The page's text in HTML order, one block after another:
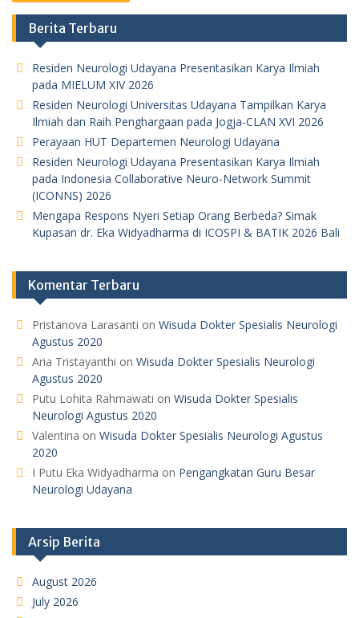
Berita Terbaru
Residen Neurologi Udayana Presentasikan Karya Ilmiah
pada MIELUM XIV 2026
Residen Neurologi Universitas Udayana Tampilkan Karya
Ilmiah dan Raih Penghargaan pada Jogja-CLAN XVI 2026
Perayaan HUT Departemen Neurologi Udayana
Residen Neurologi Udayana Presentasikan Karya Ilmiah
pada Indonesia Collaborative Neuro-Network Summit
(ICONNS) 2026
Mengapa Respons Nyeri Setiap Orang Berbeda? Simak
Kupasan dr. Eka Widyadharma di ICOSPI & BATIK 2026 Bali
Komentar Terbaru
Pristanova Larasanti on Wisuda Dokter Spesialis Neurologi
Agustus 2020
Aria Tristayanthi on Wisuda Dokter Spesialis Neurologi
Agustus 2020
Putu Lohita Rahmawati on Wisuda Dokter Spesialis
Neurologi Agustus 2020
Valentina on Wisuda Dokter Spesialis Neurologi Agustus
2020
I Putu Eka Widyadharma on Pengangkatan Guru Besar
Neurologi Udayana
Arsip Berita
August 2026
July 2026